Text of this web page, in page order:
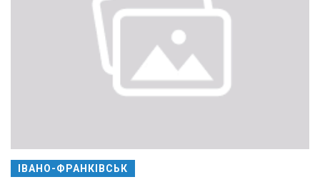
ІВАНО-ФРАНКІВСЬК